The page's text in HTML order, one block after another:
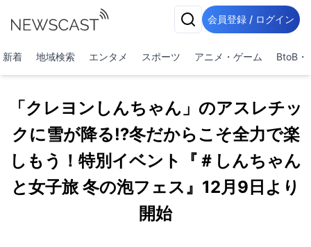
会員登録 / ログイン
新着 地域検索 エンタメ スポーツ アニメ・ゲーム BtoB・
「クレヨンしんちゃん」のアスレチッ
クに雪が降る⁉冬だからこそ全力で楽
しもう！特別イベント『＃しんちゃん
と女子旅 冬の泡フェス』12月9日より
開始